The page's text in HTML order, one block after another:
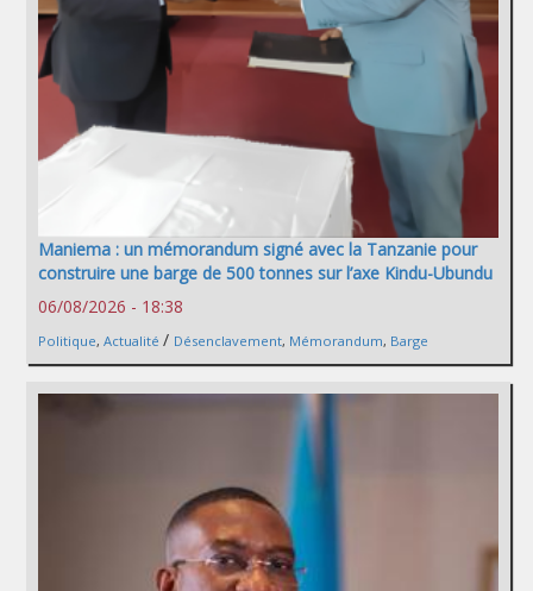
Maniema : un mémorandum signé avec la Tanzanie pour
construire une barge de 500 tonnes sur l’axe Kindu-Ubundu
06/08/2026 - 18:38
Politique, Actualité / Désenclavement, Mémorandum, Barge